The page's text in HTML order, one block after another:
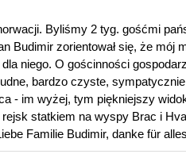
Byliśmy 2 tyg. gośćmi
Budimir zorientował się, że
niego. O gościnności
bardzo czyste,
- im wyżej, tym piękniejszy
statkiem na wyspy Brac i
Familie Budimir, danke für